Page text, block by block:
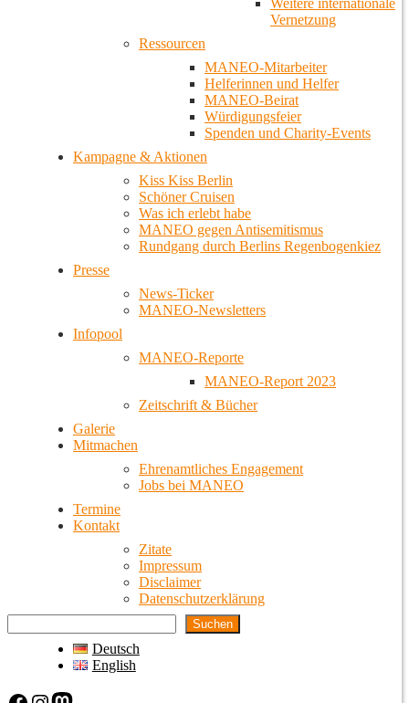
Weitere internationale
Vernetzung
Ressourcen
MANEO-Mitarbeiter
Helferinnen und Helfer
MANEO-Beirat
Würdigungsfeier
Spenden und Charity-Events
Kampagne & Aktionen
Kiss Kiss Berlin
Schöner Cruisen
Was ich erlebt habe
MANEO gegen Antisemitismus
Rundgang durch Berlins Regenbogenkiez
Presse
News-Ticker
MANEO-Newsletters
Infopool
MANEO-Reporte
MANEO-Report 2023
Zeitschrift & Bücher
Galerie
Mitmachen
Ehrenamtliches Engagement
Jobs bei MANEO
Termine
Kontakt
Zitate
Impressum
Disclaimer
Datenschutzerklärung
Suchen
Deutsch
English